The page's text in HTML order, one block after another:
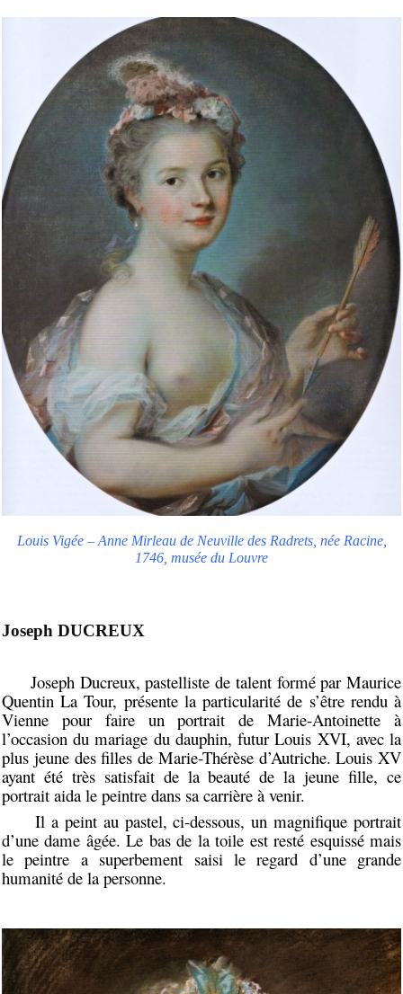
Louis Vigée – Anne Mirleau de Neuville des Radrets, née Racine,
1746, musée du Louvre
Joseph DUCREUX
Joseph Ducreux, pastelliste de talent formé par Maurice
Quentin La Tour, présente la particularité de s’être rendu à
Vienne pour faire un portrait de Marie-Antoinette à
l’occasion du mariage du dauphin, futur Louis XVI, avec la
plus jeune des filles de Marie-Thérèse d’Autriche. Louis XV
ayant été très satisfait de la beauté de la jeune fille, ce
portrait aida le peintre dans sa carrière à venir.
Il a peint au pastel, ci-dessous, un magnifique portrait
d’une dame âgée. Le bas de la toile est resté esquissé mais
le peintre a superbement saisi le regard d’une grande
humanité de la personne.